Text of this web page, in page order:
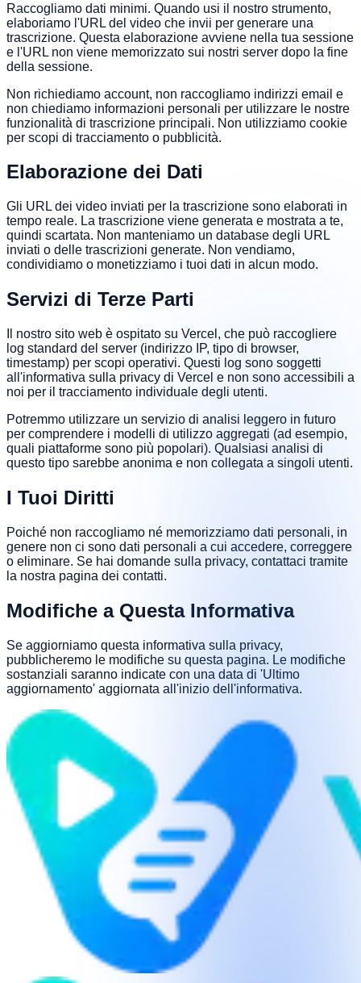
Raccogliamo dati minimi. Quando usi il nostro strumento,
elaboriamo l'URL del video che invii per generare una
trascrizione. Questa elaborazione avviene nella tua sessione
e l'URL non viene memorizzato sui nostri server dopo la fine
della sessione.
Non richiediamo account, non raccogliamo indirizzi email e
non chiediamo informazioni personali per utilizzare le nostre
funzionalità di trascrizione principali. Non utilizziamo cookie
per scopi di tracciamento o pubblicità.
Elaborazione dei Dati
Gli URL dei video inviati per la trascrizione sono elaborati in
tempo reale. La trascrizione viene generata e mostrata a te,
quindi scartata. Non manteniamo un database degli URL
inviati o delle trascrizioni generate. Non vendiamo,
condividiamo o monetizziamo i tuoi dati in alcun modo.
Servizi di Terze Parti
Il nostro sito web è ospitato su Vercel, che può raccogliere
log standard del server (indirizzo IP, tipo di browser,
timestamp) per scopi operativi. Questi log sono soggetti
all'informativa sulla privacy di Vercel e non sono accessibili a
noi per il tracciamento individuale degli utenti.
Potremmo utilizzare un servizio di analisi leggero in futuro
per comprendere i modelli di utilizzo aggregati (ad esempio,
quali piattaforme sono più popolari). Qualsiasi analisi di
questo tipo sarebbe anonima e non collegata a singoli utenti.
I Tuoi Diritti
Poiché non raccogliamo né memorizziamo dati personali, in
genere non ci sono dati personali a cui accedere, correggere
o eliminare. Se hai domande sulla privacy, contattaci tramite
la nostra pagina dei contatti.
Modifiche a Questa Informativa
Se aggiorniamo questa informativa sulla privacy,
pubblicheremo le modifiche su questa pagina. Le modifiche
sostanziali saranno indicate con una data di 'Ultimo
aggiornamento' aggiornata all'inizio dell'informativa.